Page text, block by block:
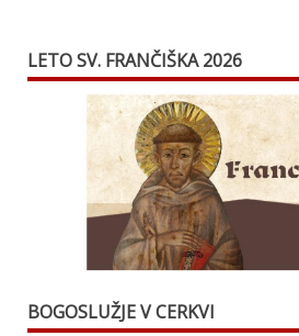
LETO SV. FRANČIŠKA 2026
BOGOSLUŽJE V CERKVI